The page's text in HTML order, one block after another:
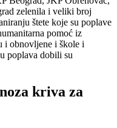
zelenila i veliki broj
štete koje su poplave
pomoć iz
i obnovljene i škole i
poplava dobili su
kriva za